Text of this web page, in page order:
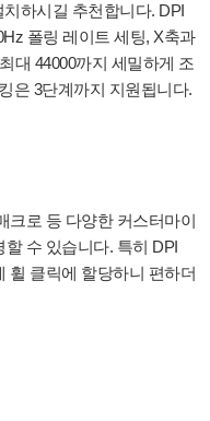
하시길 추천합니다. DPI
폴링 레이트 세팅, X축과
대 44000까지 세밀하게 조
은 3단계까지 지원됩니다.
크로 등 다양한 커스터마이
수 있습니다. 특히 DPI
휠 클릭에 할당하니 편하더